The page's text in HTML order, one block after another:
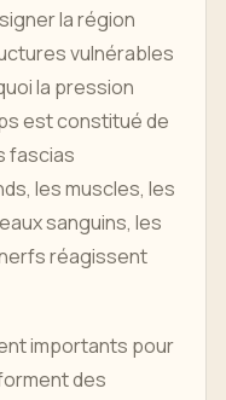
la région
vulnérables
la pression
est constitué de
fascias
les muscles, les
sanguins, les
réagissent
importants pour
des